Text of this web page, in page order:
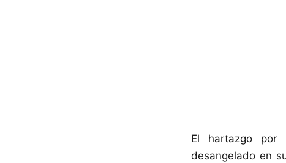
El hartazgo por
desangelado en